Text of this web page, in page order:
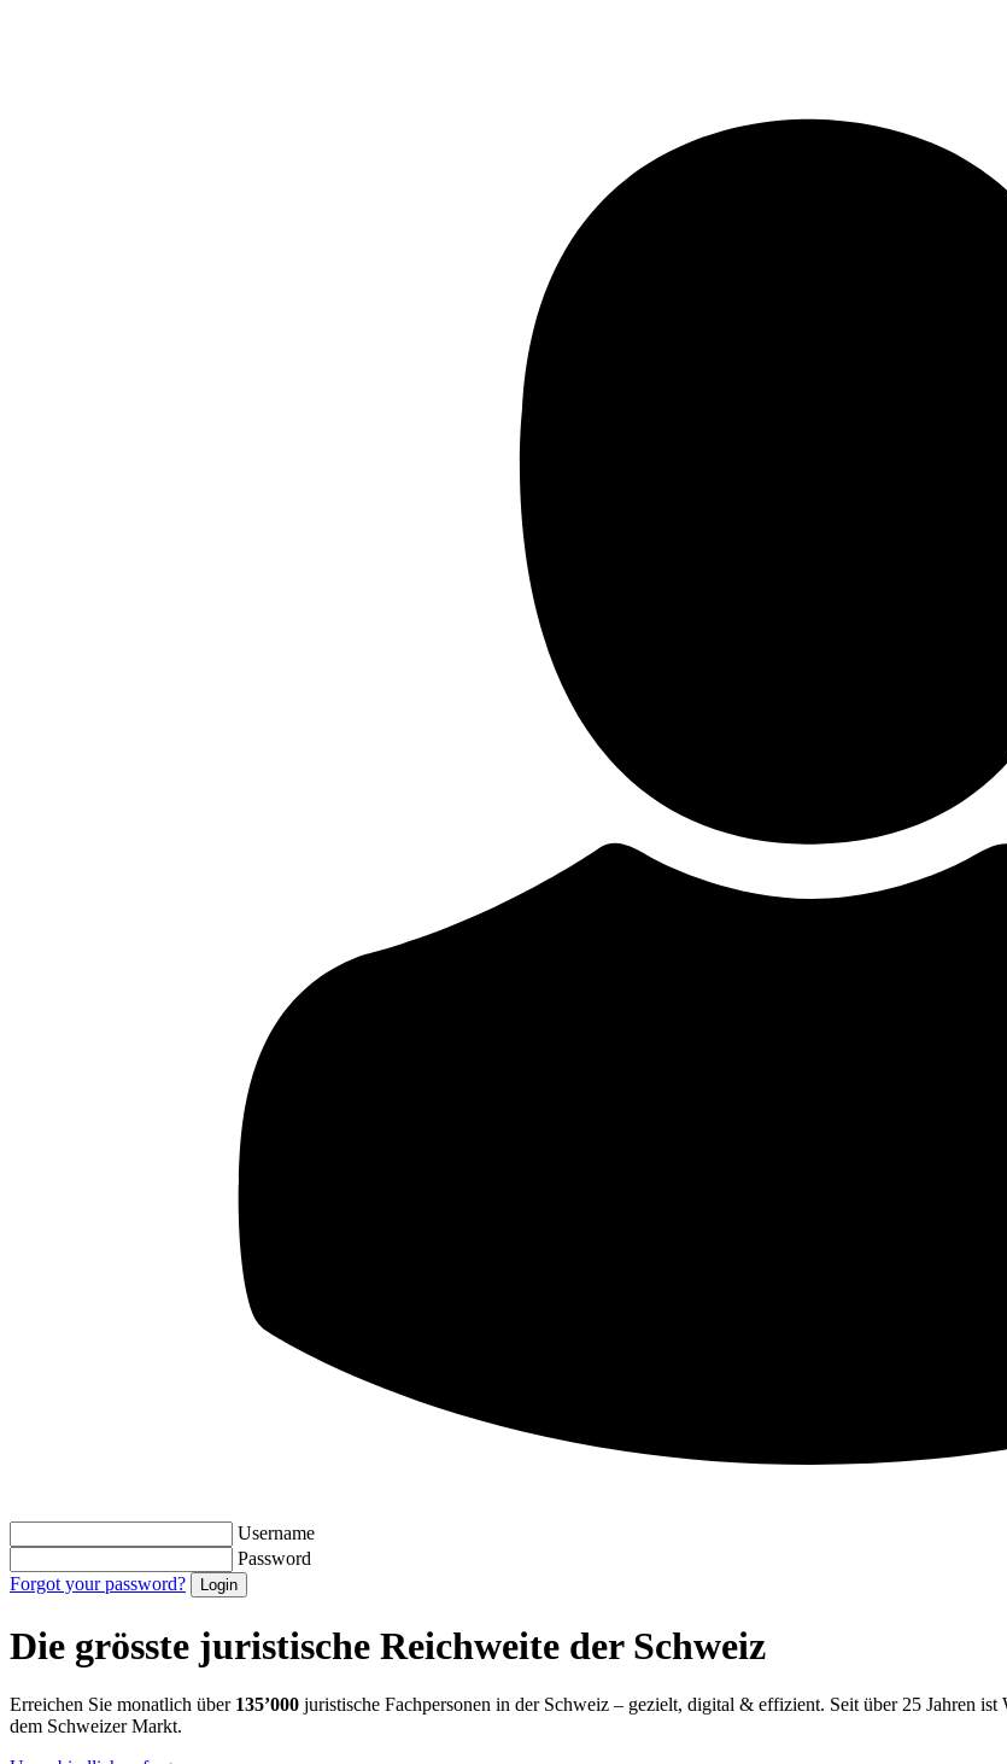
Username
Password
Forgot your password?
Die grösste juristische Reichweite der Schweiz
Erreichen Sie monatlich über 135’000 juristische Fachpersonen in der Schweiz – gezielt, digital & effizient. Seit über 25 Jahren
dem Schweizer Markt.